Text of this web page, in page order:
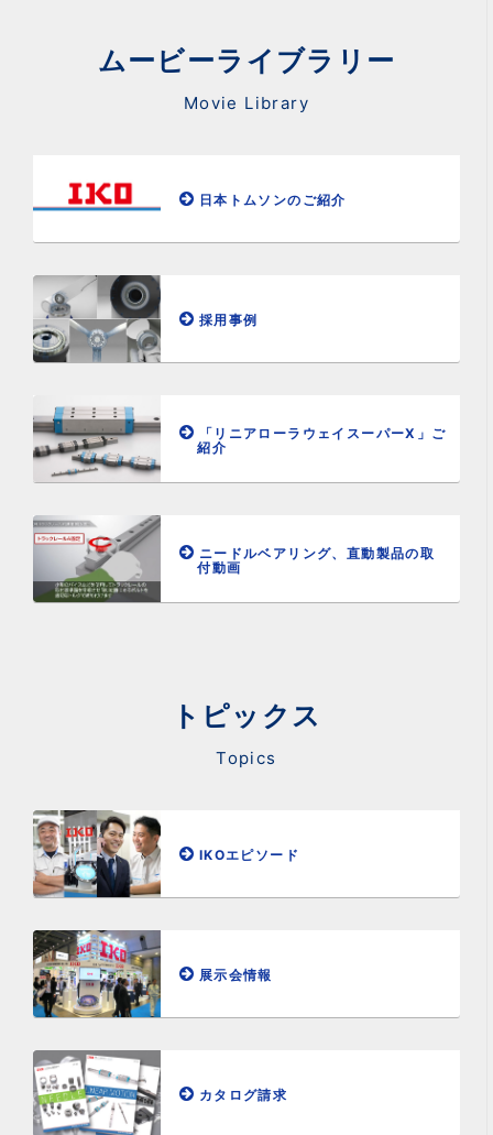
ムービーライブラリー
Movie Library
日本トムソンのご紹介
採用事例
「リニアローラウェイスーパーX」ご
紹介
ニードルベアリング、直動製品の取
付動画
トピックス
Topics
IKOエピソード
展示会情報
カタログ請求